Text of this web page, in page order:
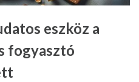
eszköz a
fogyasztó